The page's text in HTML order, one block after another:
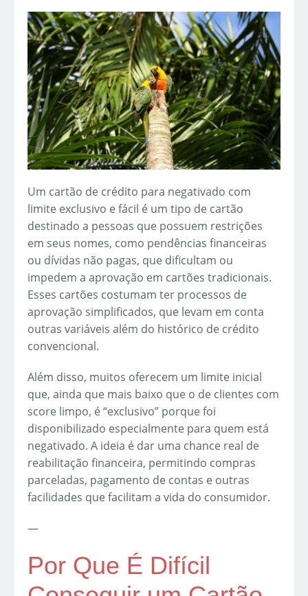
Um cartão de crédito para negativado com
limite exclusivo e fácil é um tipo de cartão
destinado a pessoas que possuem restrições
em seus nomes, como pendências financeiras
ou dívidas não pagas, que dificultam ou
impedem a aprovação em cartões tradicionais.
Esses cartões costumam ter processos de
aprovação simplificados, que levam em conta
outras variáveis além do histórico de crédito
convencional.
Além disso, muitos oferecem um limite inicial
que, ainda que mais baixo que o de clientes com
score limpo, é “exclusivo” porque foi
disponibilizado especialmente para quem está
negativado. A ideia é dar uma chance real de
reabilitação financeira, permitindo compras
parceladas, pagamento de contas e outras
facilidades que facilitam a vida do consumidor.
—
Por Que É Difícil